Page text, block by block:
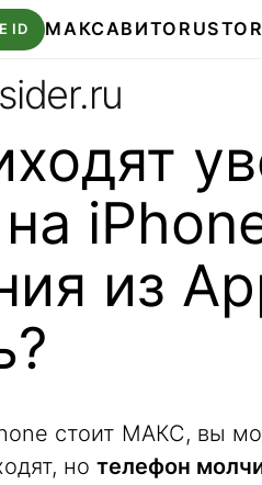
ID МАКСАВИТО
из
стоит МАКС, вы
но телефон